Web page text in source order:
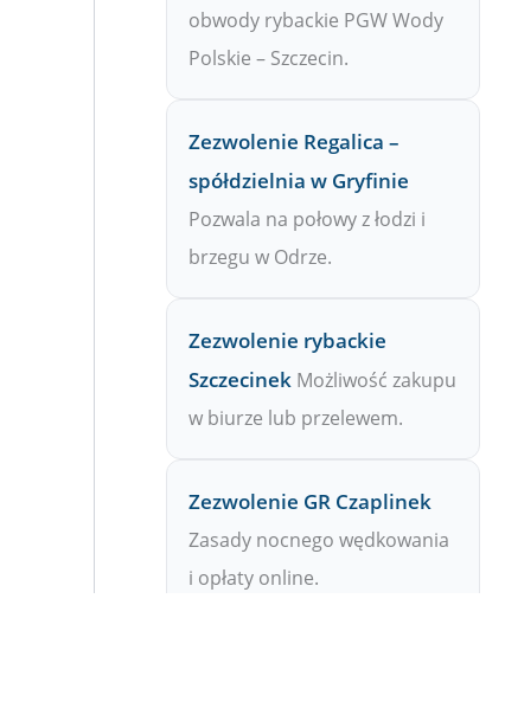
obwody rybackie PGW Wody
Polskie – Szczecin.
Zezwolenie Regalica –
spółdzielnia w Gryfinie
Pozwala na połowy z łodzi i
brzegu w Odrze.
Zezwolenie rybackie
Szczecinek Możliwość zakupu
w biurze lub przelewem.
Zezwolenie GR Czaplinek
Zasady nocnego wędkowania
i opłaty online.